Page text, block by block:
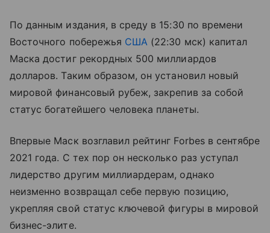
По данным издания, в среду в 15:30 по времени
Восточного побережья США (22:30 мск) капитал
Маска достиг рекордных 500 миллиардов
долларов. Таким образом, он установил новый
мировой финансовый рубеж, закрепив за собой
статус богатейшего человека планеты.
Впервые Маск возглавил рейтинг Forbes в сентябре
2021 года. С тех пор он несколько раз уступал
лидерство другим миллиардерам, однако
неизменно возвращал себе первую позицию,
укрепляя свой статус ключевой фигуры в мировой
бизнес-элите.